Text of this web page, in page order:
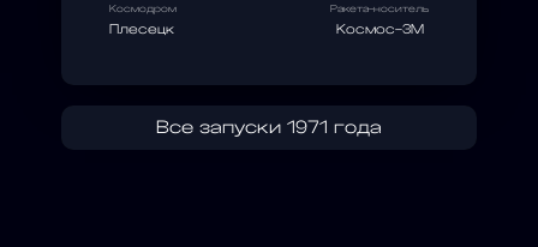
Космодром
Плесецк
Ракета-носитель
Космос-3М
Все запуски 1971 года